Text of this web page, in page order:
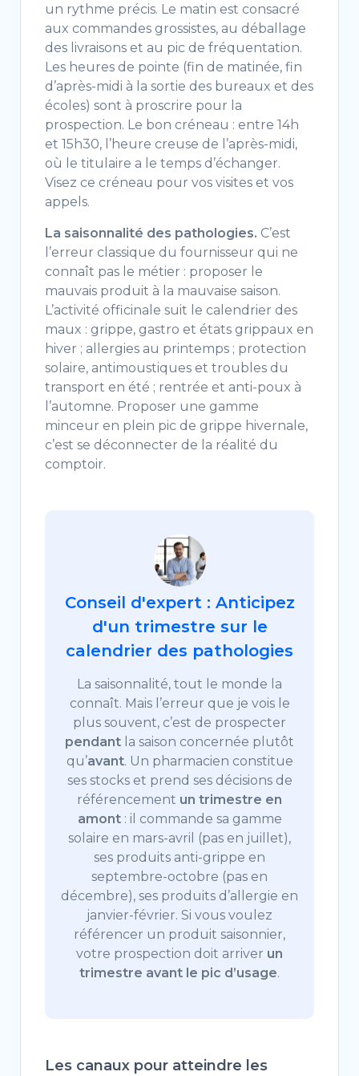
un rythme précis. Le matin est consacré
aux commandes grossistes, au déballage
des livraisons et au pic de fréquentation.
Les heures de pointe (fin de matinée, fin
d’après-midi à la sortie des bureaux et des
écoles) sont à proscrire pour la
prospection. Le bon créneau : entre 14h
et 15h30, l’heure creuse de l’après-midi,
où le titulaire a le temps d’échanger.
Visez ce créneau pour vos visites et vos
appels.
La saisonnalité des pathologies. C’est
l’erreur classique du fournisseur qui ne
connaît pas le métier : proposer le
mauvais produit à la mauvaise saison.
L’activité officinale suit le calendrier des
maux : grippe, gastro et états grippaux en
hiver ; allergies au printemps ; protection
solaire, antimoustiques et troubles du
transport en été ; rentrée et anti-poux à
l’automne. Proposer une gamme
minceur en plein pic de grippe hivernale,
c’est se déconnecter de la réalité du
comptoir.
Conseil d'expert : Anticipez
d'un trimestre sur le
calendrier des pathologies
La saisonnalité, tout le monde la
connaît. Mais l’erreur que je vois le
plus souvent, c’est de prospecter
pendant la saison concernée plutôt
qu’avant. Un pharmacien constitue
ses stocks et prend ses décisions de
référencement un trimestre en
amont: il commande sa gamme
solaire en mars-avril (pas en juillet),
ses produits anti-grippe en
septembre-octobre (pas en
décembre), ses produits d’allergie en
janvier-février. Si vous voulez
référencer un produit saisonnier,
votre prospection doit arriver un
trimestre avant le pic d’usage.
Les canaux pour atteindre les